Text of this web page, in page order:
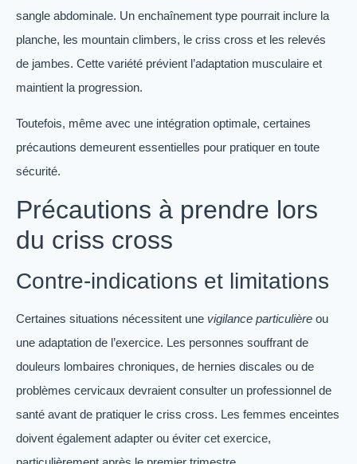
sangle abdominale. Un enchaînement type pourrait inclure la
planche, les mountain climbers, le criss cross et les relevés
de jambes. Cette variété prévient l’adaptation musculaire et
maintient la progression.
Toutefois, même avec une intégration optimale, certaines
précautions demeurent essentielles pour pratiquer en toute
sécurité.
Précautions à prendre lors
du criss cross
Contre-indications et limitations
Certaines situations nécessitent une vigilance particulière ou
une adaptation de l’exercice. Les personnes souffrant de
douleurs lombaires chroniques, de hernies discales ou de
problèmes cervicaux devraient consulter un professionnel de
santé avant de pratiquer le criss cross. Les femmes enceintes
doivent également adapter ou éviter cet exercice,